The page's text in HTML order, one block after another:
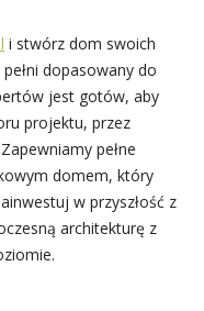
i stwórz dom swoich
dopasowany do
jest gotów, aby
projektu, przez
pełne
domem, który
w przyszłość z
architekturę z